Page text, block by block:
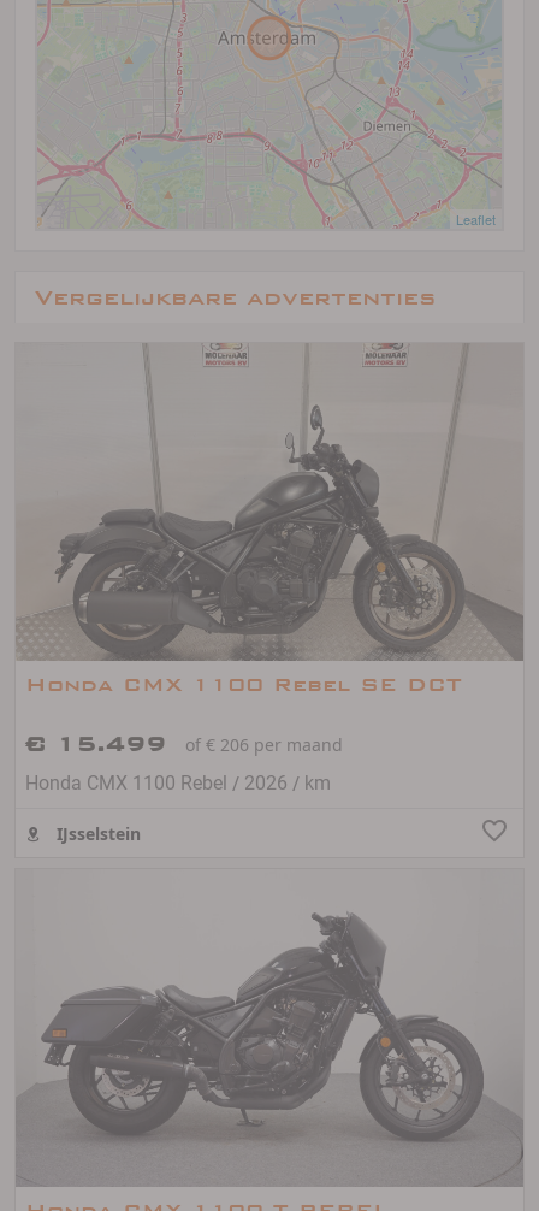
Leaflet
Vergelijkbare advertenties
Honda CMX 1100 Rebel SE DCT
€ 15.499
of € 206 per maand
Honda CMX 1100 Rebel / 2026 / km
IJsselstein